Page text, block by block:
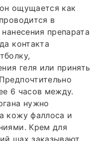
ощущается как
в
препарата
контакта
геля или принять
6 часов между.
нужно
кожу фаллоса и
Крем для
шах заказывают